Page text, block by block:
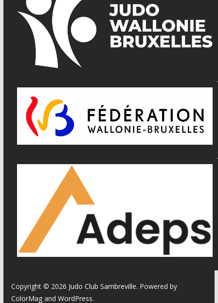
Copyright © 2026 Judo Club Sambreville. Powered by
ColorMagand WordPress.